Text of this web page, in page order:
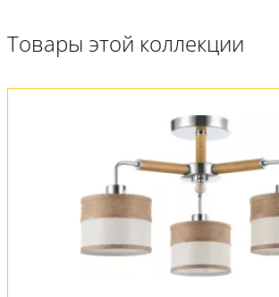
Товары этой коллекции